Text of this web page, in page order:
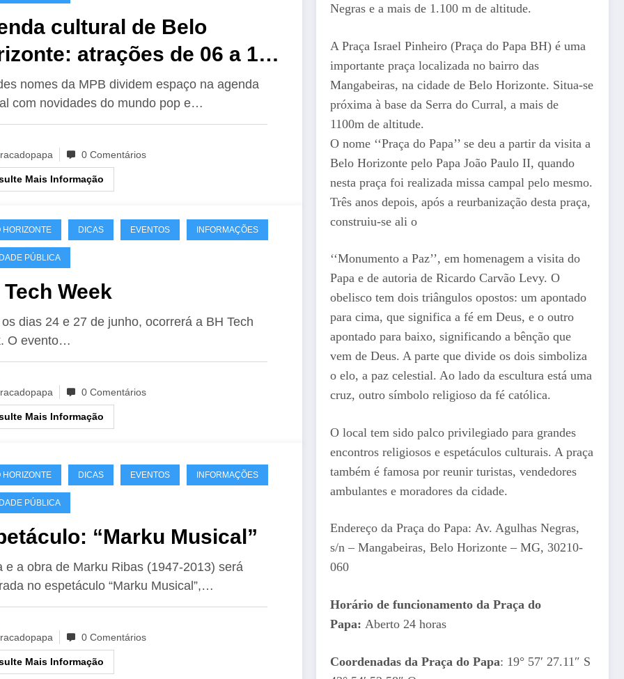
cultural de Belo
atrações de 06 a 11
nomes da MPB dividem espaço na agenda
com novidades do mundo pop e…
0 Comentários
Mais Informação
HORIZONTE DICAS EVENTOS INFORMAÇÕES
PÚBLICA
Tech Week
dias 24 e 27 de junho, ocorrerá a BH Tech
O evento…
0 Comentários
Mais Informação
HORIZONTE DICAS EVENTOS INFORMAÇÕES
PÚBLICA
“Marku Musical”
e a obra de Marku Ribas (1947-2013) será
no espetáculo “Marku Musical”,…
0 Comentários
Mais Informação
Negras e a mais de 1.100 m de altitude.
A Praça Israel Pinheiro (Praça do Papa BH) é uma
importante praça localizada no bairro das
Mangabeiras, na cidade de Belo Horizonte. Situa-se
próxima à base da Serra do Curral, a mais de
1100m de altitude.
O nome ‘‘Praça do Papa’’ se deu a partir da visita a
Belo Horizonte pelo Papa João Paulo II, quando
nesta praça foi realizada missa campal pelo mesmo.
Três anos depois, após a reurbanização desta praça,
construiu-se ali o
‘‘Monumento a Paz’’, em homenagem a visita do
Papa e de autoria de Ricardo Carvão Levy. O
obelisco tem dois triângulos opostos: um apontado
para cima, que significa a fé em Deus, e o outro
apontado para baixo, significando a bênção que
vem de Deus. A parte que divide os dois simboliza
o elo, a paz celestial. Ao lado da escultura está uma
cruz, outro símbolo religioso da fé católica.
O local tem sido palco privilegiado para grandes
encontros religiosos e espetáculos culturais. A praça
também é famosa por reunir turistas, vendedores
ambulantes e moradores da cidade.
Endereço da Praça do Papa: Av. Agulhas Negras,
s/n – Mangabeiras, Belo Horizonte – MG, 30210-
060
Horário de funcionamento da Praça do
Papa: Aberto 24 horas
Coordenadas da Praça do Papa: 19° 57′ 27.11″ S